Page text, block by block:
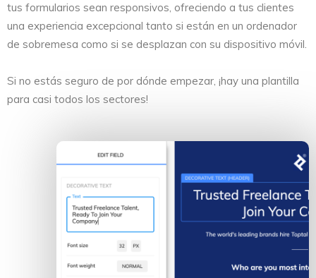
tus formularios sean responsivos, ofreciendo a tus clientes
una experiencia excepcional tanto si están en un ordenador
de sobremesa como si se desplazan con su dispositivo móvil.
Si no estás seguro de por dónde empezar, ¡hay una plantilla
para casi todos los sectores!